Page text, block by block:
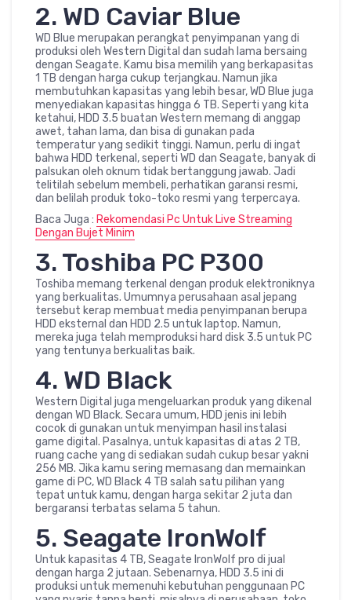
2. WD Caviar Blue
WD Blue merupakan perangkat penyimpanan yang di
produksi oleh Western Digital dan sudah lama bersaing
dengan Seagate. Kamu bisa memilih yang berkapasitas
1 TB dengan harga cukup terjangkau. Namun jika
membutuhkan kapasitas yang lebih besar, WD Blue juga
menyediakan kapasitas hingga 6 TB. Seperti yang kita
ketahui, HDD 3.5 buatan Western memang di anggap
awet, tahan lama, dan bisa di gunakan pada
temperatur yang sedikit tinggi. Namun, perlu di ingat
bahwa HDD terkenal, seperti WD dan Seagate, banyak di
palsukan oleh oknum tidak bertanggung jawab. Jadi
telitilah sebelum membeli, perhatikan garansi resmi,
dan belilah produk toko-toko resmi yang terpercaya.
Baca Juga : Rekomendasi Pc Untuk Live Streaming
Dengan Bujet Minim
3. Toshiba PC P300
Toshiba memang terkenal dengan produk elektroniknya
yang berkualitas. Umumnya perusahaan asal jepang
tersebut kerap membuat media penyimpanan berupa
HDD eksternal dan HDD 2.5 untuk laptop. Namun,
mereka juga telah memproduksi hard disk 3.5 untuk PC
yang tentunya berkualitas baik.
4. WD Black
Western Digital juga mengeluarkan produk yang dikenal
dengan WD Black. Secara umum, HDD jenis ini lebih
cocok di gunakan untuk menyimpan hasil instalasi
game digital. Pasalnya, untuk kapasitas di atas 2 TB,
ruang cache yang di sediakan sudah cukup besar yakni
256 MB. Jika kamu sering memasang dan memainkan
game di PC, WD Black 4 TB salah satu pilihan yang
tepat untuk kamu, dengan harga sekitar 2 juta dan
bergaransi terbatas selama 5 tahun.
5. Seagate IronWolf
Untuk kapasitas 4 TB, Seagate IronWolf pro di jual
dengan harga 2 jutaan. Sebenarnya, HDD 3.5 ini di
produksi untuk memenuhi kebutuhan penggunaan PC